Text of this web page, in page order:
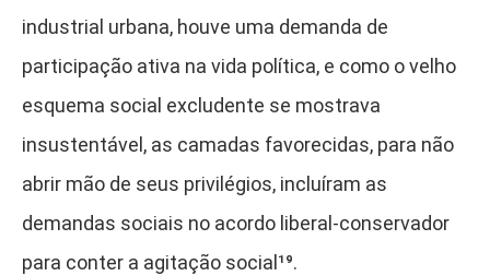
industrial urbana, houve uma demanda de
participação ativa na vida política, e como o velho
esquema social excludente se mostrava
insustentável, as camadas favorecidas, para não
abrir mão de seus privilégios, incluíram as
demandas sociais no acordo liberal-conservador
para conter a agitação social¹⁹.